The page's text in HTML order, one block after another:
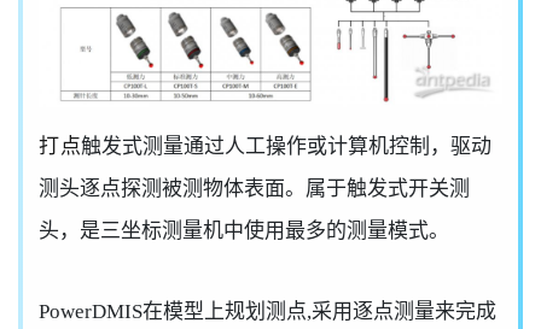
打点触发式测量通过人工操作或计算机控制，驱动
测头逐点探测被测物体表面。 属于触发式开关测
头，是三坐标测量机中使用最多的测量模式。
PowerDMIS在模型上规划测点,采用逐点测量来完成